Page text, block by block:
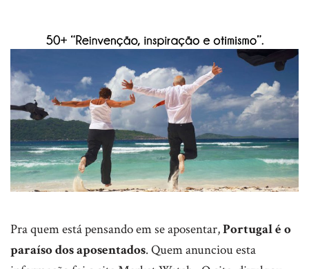
Pra quem está pensando em se aposentar,Portugal é o
paraíso dos aposentados. Quem anunciou esta